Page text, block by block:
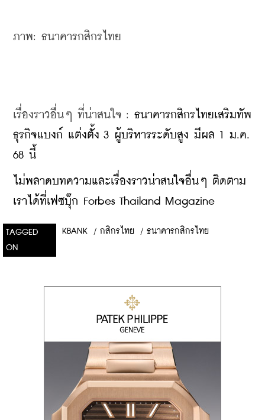
ภาพ: ธนาคารกสิกรไทย
เรื่องราวอื่นๆ ที่น่าสนใจ : ธนาคารกสิกรไทยเสริมทัพ
ธุรกิจแบงก์ แต่งตั้ง 3 ผู้บริหารระดับสูง มีผล 1 ม.ค.
68 นี้
ไม่พลาดบทความและเรื่องราวน่าสนใจอื่นๆ ติดตาม
เราได้ที่เฟซบุ๊ก Forbes Thailand Magazine
TAGGED
ON
KBANK / กสิกรไทย / ธนาคารกสิกรไทย